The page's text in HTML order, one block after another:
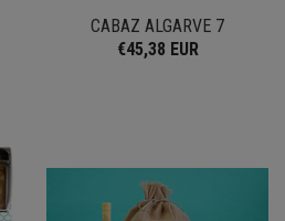
CABAZ ALGARVE 7
€45,38 EUR